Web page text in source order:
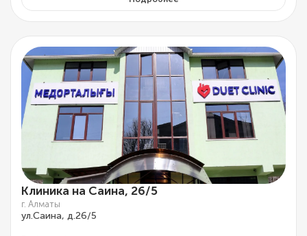
Клиника на Саина, 26/5
г. Алматы
ул.Саина, д.26/5